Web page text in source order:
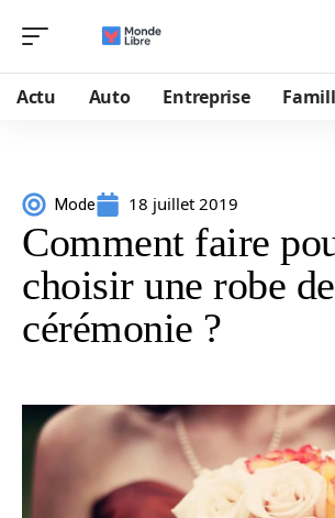
Actu Auto Entreprise
Mode 18 juillet 2019
Comment faire
choisir une robe de
cérémonie ?